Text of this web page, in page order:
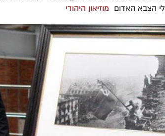
הצבא האדום מוזיאון היהודי